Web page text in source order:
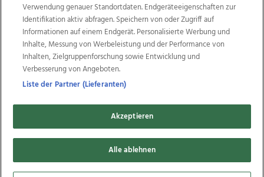
Weitere Angebote des Medienhauses Wimmer
TV1 di-mog-i.at OÖNow
Ischler Woche
Life Radio
OÖNachrichten
OÖN Immobilien
OÖN Karriere
OÖN Reise
Promenaden Galerien
Regionaljobs
wasistlos.at wirtrauern.at
Copyrights © 2026 Tips Zeitungs GmbH & Co KG
developed by
Verwendung genauer Standortdaten. Endgeräteeigenschaften zur
Identifikation aktiv abfragen. Speichern von oder Zugriff auf
Informationen auf einem Endgerät. Personalisierte Werbung und
Inhalte, Messung von Werbeleistung und der Performance von
Inhalten, Zielgruppenforschung sowie Entwicklung und
Verbesserung von Angeboten.
Liste der Partner (Lieferanten)
Akzeptieren
Alle ablehnen